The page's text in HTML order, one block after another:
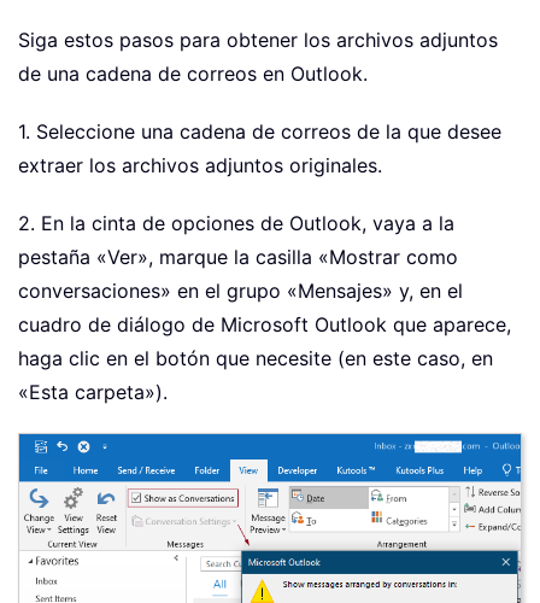
Siga estos pasos para obtener los archivos adjuntos
de una cadena de correos en Outlook.
1. Seleccione una cadena de correos de la que desee
extraer los archivos adjuntos originales.
2. En la cinta de opciones de Outlook, vaya a la
pestaña «Ver», marque la casilla «Mostrar como
conversaciones» en el grupo «Mensajes» y, en el
cuadro de diálogo de Microsoft Outlook que aparece,
haga clic en el botón que necesite (en este caso, en
«Esta carpeta»).